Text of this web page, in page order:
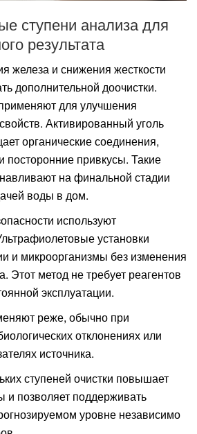
ступени анализа для
результата
железа и снижения жесткости
дополнительной доочистки.
для улучшения
Активированный уголь
органические соединения,
посторонние привкусы. Такие
на финальной стадии
воды в дом.
используют
установки
и микроорганизмы без изменения
Этот метод не требует реагентов
эксплуатации.
реже, обычно при
отклонениях или
источника.
ступеней очистки повышает
и позволяет поддерживать
уровне независимо